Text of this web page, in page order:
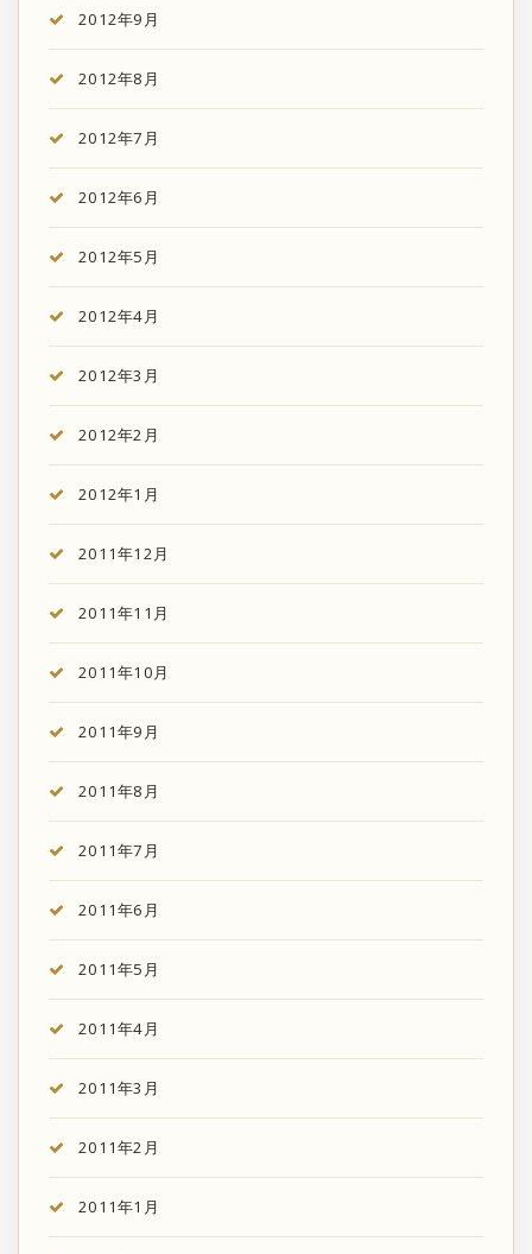
2012年9月
2012年8月
2012年7月
2012年6月
2012年5月
2012年4月
2012年3月
2012年2月
2012年1月
2011年12月
2011年11月
2011年10月
2011年9月
2011年8月
2011年7月
2011年6月
2011年5月
2011年4月
2011年3月
2011年2月
2011年1月